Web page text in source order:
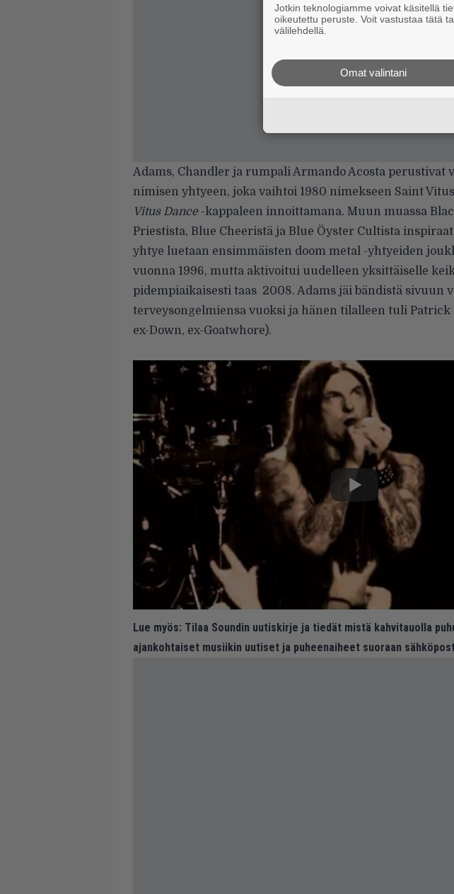
Adams, Chandler ja rumpali Armando Acosta perustivat
nimisen yhtyeen, joka vaihtoi 1980 nimekseen Saint
Vitus Dance-kappaleen innoittamana. Muun muassa
Priestista, Blue Cheeristä ja Blue Öyster Cultista
yhtye luetaan ensimmäisten doom metal -yhtyeiden
vuonna 1996, mutta aktivoitui uudelleen yksittäiselle
pidempiaikaisesti taas 2008. Adams jäi bändistä sivuun
terveysongelmiensa vuoksi ja hänen tilalleen tuli Patrick
ex-Down, ex-Goatwhore).
Lue myös: Tilaa Soundin uutiskirje ja tiedät mistä kahvitauolla
ajankohtaiset musiikin uutiset ja puheenaiheet suoraan
Jotkin teknologiamme voivat käsitellä
oikeutettu peruste. Voit vastustaa tätä
välilehdellä.
Omat valintani